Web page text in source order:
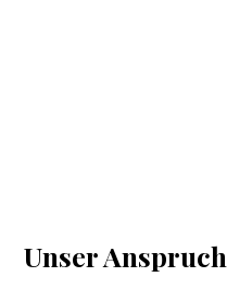
Unser Anspruch